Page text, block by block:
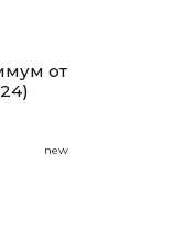
от
new